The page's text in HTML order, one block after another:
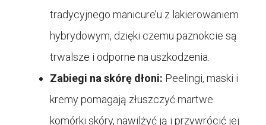
tradycyjnego manicure’u z lakierowaniem
hybrydowym, dzięki czemu paznokcie są
trwalsze i odporne na uszkodzenia.
Zabiegi na skórę dłoni: Peelingi, maski i
kremy pomagają złuszczyć martwe
komórki skóry, nawilżyć ją i przywrócić jej